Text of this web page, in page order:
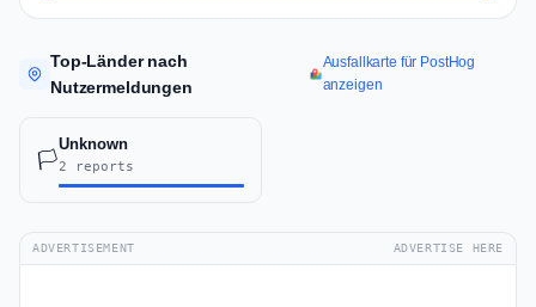
Top-Länder nach
Nutzermeldungen
Ausfallkarte für PostHog
anzeigen
🏳️
Unknown
2 reports
ADVERTISEMENT ADVERTISE HERE